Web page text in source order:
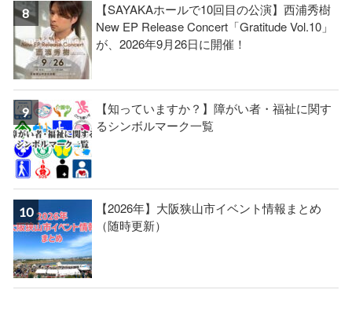
【SAYAKAホールで10回目の公演】西浦秀樹
New EP Release Concert「Gratitude Vol.10」
が、2026年9月26日に開催！
【知っていますか？】障がい者・福祉に関す
るシンボルマーク一覧
【2026年】大阪狭山市イベント情報まとめ
（随時更新）